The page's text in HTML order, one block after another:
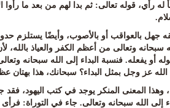
له رأي، قوله تعالى:ثم بدا لهم من بعد ما
.
جهل بالعواقب أو بالأصوب، وأيضًا يستلزم
وتعالى من أعظم الكفر والعياذ بالله،
أو يفعله. فنسبة البداء إلى الله سبحانه
عز وجل بمثل البداء؟ سبحانك، هذا بهتان
المعنى المنكر يوجد في كتب اليهود، فقد
الله سبحانه وتعالى. جاء في التوراة:فرأى